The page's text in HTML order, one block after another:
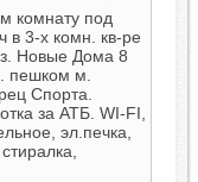
комнату под
в 3-х комн. кв-ре
Новые Дома 8
пешком м.
Спорта.
за АТБ. WI-FI,
эл.печка,